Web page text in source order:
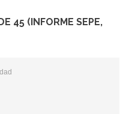
45 (INFORME SEPE,